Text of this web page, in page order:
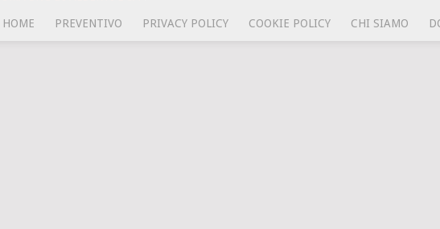
HOME PREVENTIVO PRIVACY POLICY COOKIE POLICY CHI SIAMO